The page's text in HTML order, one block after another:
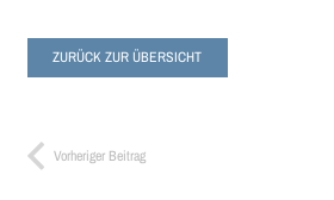
ZURÜCK ZUR ÜBERSICHT
Vorheriger Beitrag